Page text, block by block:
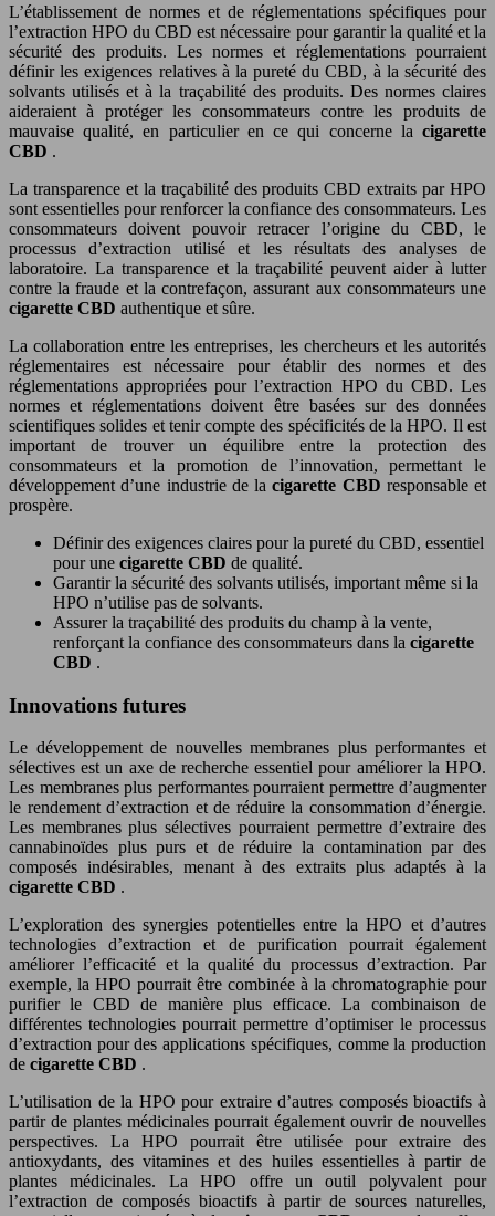
L’établissement de normes et de réglementations spécifiques pour
l’extraction HPO du CBD est nécessaire pour garantir la qualité et la
sécurité des produits. Les normes et réglementations pourraient
définir les exigences relatives à la pureté du CBD, à la sécurité des
solvants utilisés et à la traçabilité des produits. Des normes claires
aideraient à protéger les consommateurs contre les produits de
mauvaise qualité, en particulier en ce qui concerne la cigarette
CBD .
La transparence et la traçabilité des produits CBD extraits par HPO
sont essentielles pour renforcer la confiance des consommateurs. Les
consommateurs doivent pouvoir retracer l’origine du CBD, le
processus d’extraction utilisé et les résultats des analyses de
laboratoire. La transparence et la traçabilité peuvent aider à lutter
contre la fraude et la contrefaçon, assurant aux consommateurs une
cigarette CBD authentique et sûre.
La collaboration entre les entreprises, les chercheurs et les autorités
réglementaires est nécessaire pour établir des normes et des
réglementations appropriées pour l’extraction HPO du CBD. Les
normes et réglementations doivent être basées sur des données
scientifiques solides et tenir compte des spécificités de la HPO. Il est
important de trouver un équilibre entre la protection des
consommateurs et la promotion de l’innovation, permettant le
développement d’une industrie de lacigarette CBD responsable et
prospère.
Définir des exigences claires pour la pureté du CBD, essentiel
pour une cigarette CBD de qualité.
Garantir la sécurité des solvants utilisés, important même si la
HPO n’utilise pas de solvants.
Assurer la traçabilité des produits du champ à la vente,
renforçant la confiance des consommateurs dans la cigarette
CBD .
Innovations futures
Le développement de nouvelles membranes plus performantes et
sélectives est un axe de recherche essentiel pour améliorer la HPO.
Les membranes plus performantes pourraient permettre d’augmenter
le rendement d’extraction et de réduire la consommation d’énergie.
Les membranes plus sélectives pourraient permettre d’extraire des
cannabinoïdes plus purs et de réduire la contamination par des
composés indésirables, menant à des extraits plus adaptés à la
cigarette CBD .
L’exploration des synergies potentielles entre la HPO et d’autres
technologies d’extraction et de purification pourrait également
améliorer l’efficacité et la qualité du processus d’extraction. Par
exemple, la HPO pourrait être combinée à la chromatographie pour
purifier le CBD de manière plus efficace. La combinaison de
différentes technologies pourrait permettre d’optimiser le processus
d’extraction pour des applications spécifiques, comme la production
de cigarette CBD .
L’utilisation de la HPO pour extraire d’autres composés bioactifs à
partir de plantes médicinales pourrait également ouvrir de nouvelles
perspectives. La HPO pourrait être utilisée pour extraire des
antioxydants, des vitamines et des huiles essentielles à partir de
plantes médicinales. La HPO offre un outil polyvalent pour
l’extraction de composés bioactifs à partir de sources naturelles,